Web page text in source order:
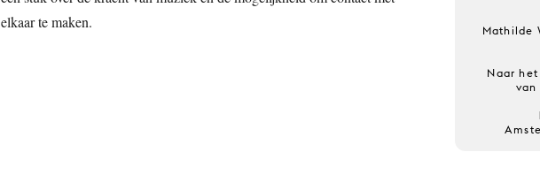
elkaar te maken.
Mathilde
Naar
van